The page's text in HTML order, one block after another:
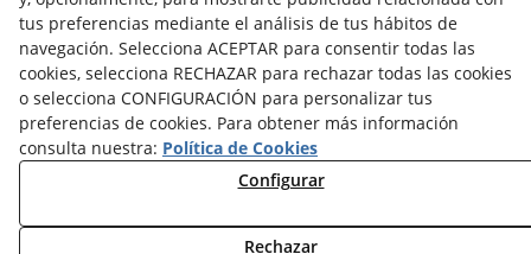
tus preferencias mediante el análisis de tus hábitos de
navegación. Selecciona ACEPTAR para consentir todas las
cookies, selecciona RECHAZAR para rechazar todas las cookies
o selecciona CONFIGURACIÓN para personalizar tus
preferencias de cookies. Para obtener más información
consulta nuestra: Política de Cookies
Configurar
Rechazar